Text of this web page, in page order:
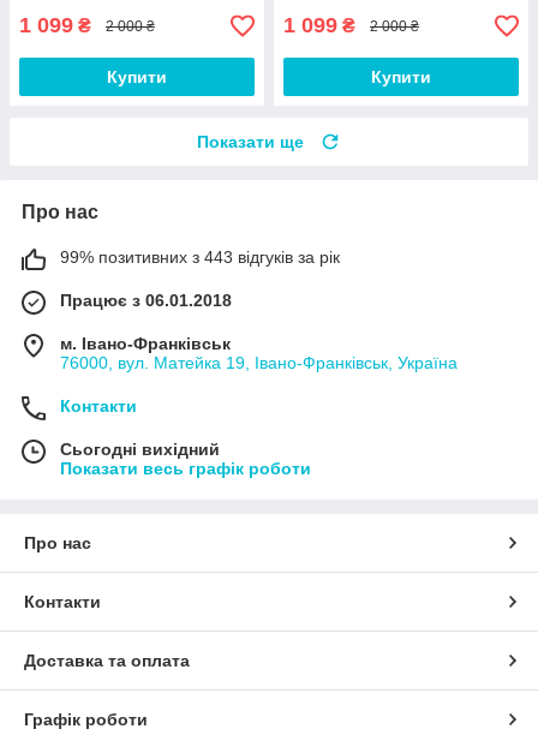
1 099 ₴ 2 000 ₴
Купити
1 099 ₴ 2 000 ₴
Купити
Показати ще
Про нас
99% позитивних з 443 відгуків за рік
Працює з 06.01.2018
м. Івано-Франківськ
76000, вул. Матейка 19, Івано-Франківськ, Україна
Контакти
Сьогодні вихідний
Показати весь графік роботи
Про нас
Контакти
Доставка та оплата
Графік роботи